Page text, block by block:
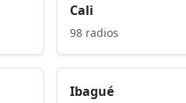
Cali
98 radios
Ibagué